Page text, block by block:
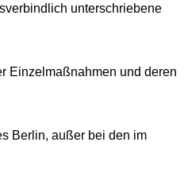
unterschriebene
Einzelmaßnahmen und deren
Berlin, außer bei den im